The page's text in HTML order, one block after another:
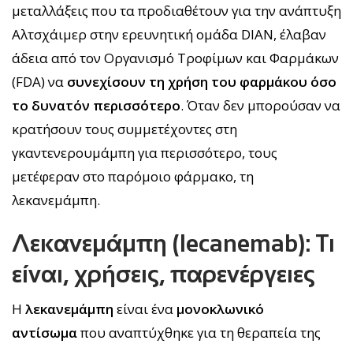
μεταλλάξεις που τα προδιαθέτουν για την ανάπτυξη
Αλτσχάιμερ στην ερευνητική ομάδα DIAN, έλαβαν
άδεια από τον Οργανισμό Τροφίμων και Φαρμάκων
(FDA) να συνεχίσουν τη χρήση του φαρμάκου όσο
το δυνατόν περισσότερο. Όταν δεν μπορούσαν να
κρατήσουν τους συμμετέχοντες στη
γκαντενερουμάμπη για περισσότερο, τους
μετέφεραν στο παρόμοιο φάρμακο, τη
λεκανεμάμπη.
Λεκανεμάμπη (lecanemab): Τι
είναι, χρήσεις, παρενέργειες
Η λεκανεμάμπη είναι ένα μονοκλωνικό
αντίσωμαπου αναπτύχθηκε για τη θεραπεία της